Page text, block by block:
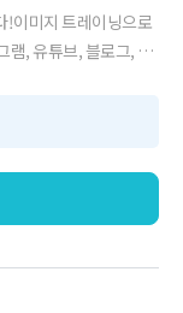
!이미지 트레이닝으로
램, 유튜브, 블로그, 쓰
만 명이 넘는 팔로워
겁고 기억에 오래 남
어 구동사에 어려움을
. ...